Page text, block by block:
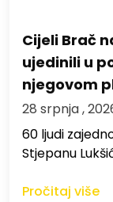
Cijeli Brač
ujedinili u
njegovom
28 srpnja ,
60 ljudi
Stjepanu
Pročitaj više